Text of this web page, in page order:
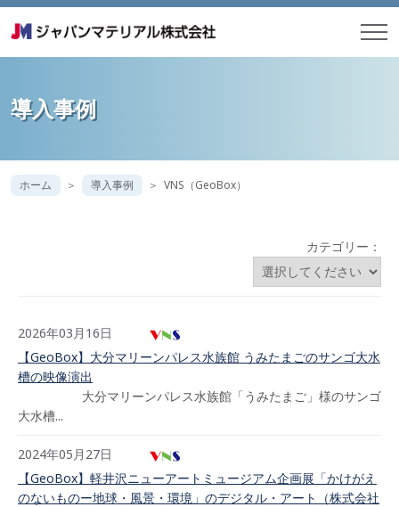
導入事例
ホーム 導入事例 VNS（GeoBox）
カテゴリー：
2026年03月16日
【GeoBox】大分マリーンパレス水族館 うみたまごのサンゴ大水
槽の映像演出
大分マリーンパレス水族館「うみたまご」様のサンゴ
大水槽...
2024年05月27日
【GeoBox】軽井沢ニューアートミュージアム企画展「かけがえ
のないものー地球・風景・環境」のデジタル・アート（株式会社